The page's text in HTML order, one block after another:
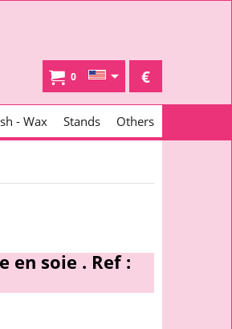
0 €
- Wax Stands Others
en soie . Ref :